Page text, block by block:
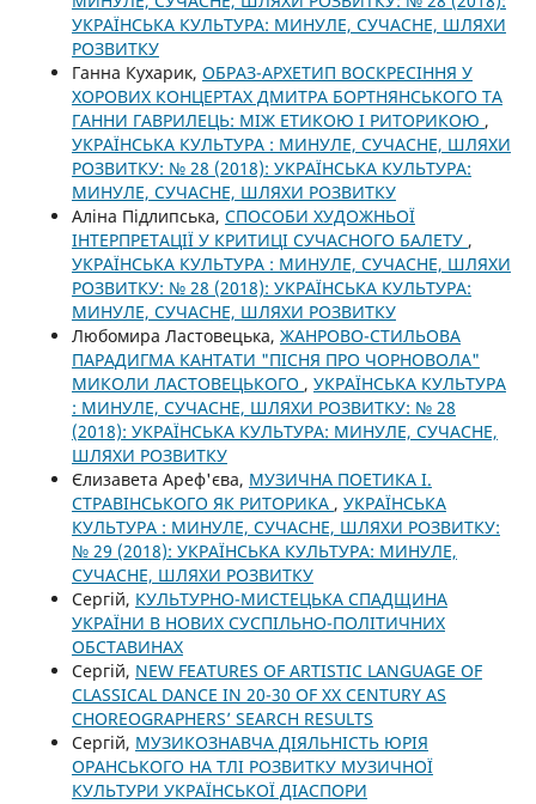
УКРАЇНСЬКА КУЛЬТУРА: МИНУЛЕ, СУЧАСНЕ, ШЛЯХИ
РОЗВИТКУ
Ганна Кухарик, ОБРАЗ-АРХЕТИП ВОСКРЕСІННЯ У
ХОРОВИХ КОНЦЕРТАХ ДМИТРА БОРТНЯНСЬКОГО ТА
ГАННИ ГАВРИЛЕЦЬ: МІЖ ЕТИКОЮ І РИТОРИКОЮ ,
УКРАЇНСЬКА КУЛЬТУРА : МИНУЛЕ, СУЧАСНЕ, ШЛЯХИ
РОЗВИТКУ: № 28 (2018): УКРАЇНСЬКА КУЛЬТУРА:
МИНУЛЕ, СУЧАСНЕ, ШЛЯХИ РОЗВИТКУ
Аліна Підлипська, СПОСОБИ ХУДОЖНЬОЇ
ІНТЕРПРЕТАЦІЇ У КРИТИЦІ СУЧАСНОГО БАЛЕТУ ,
УКРАЇНСЬКА КУЛЬТУРА : МИНУЛЕ, СУЧАСНЕ, ШЛЯХИ
РОЗВИТКУ: № 28 (2018): УКРАЇНСЬКА КУЛЬТУРА:
МИНУЛЕ, СУЧАСНЕ, ШЛЯХИ РОЗВИТКУ
Любомира Ластовецька, ЖАНРОВО-СТИЛЬОВА
ПАРАДИГМА КАНТАТИ "ПІСНЯ ПРО ЧОРНОВОЛА"
МИКОЛИ ЛАСТОВЕЦЬКОГО , УКРАЇНСЬКА КУЛЬТУРА
: МИНУЛЕ, СУЧАСНЕ, ШЛЯХИ РОЗВИТКУ: № 28
(2018): УКРАЇНСЬКА КУЛЬТУРА: МИНУЛЕ, СУЧАСНЕ,
ШЛЯХИ РОЗВИТКУ
Єлизавета Ареф'єва, МУЗИЧНА ПОЕТИКА І.
СТРАВІНСЬКОГО ЯК РИТОРИКА , УКРАЇНСЬКА
КУЛЬТУРА : МИНУЛЕ, СУЧАСНЕ, ШЛЯХИ РОЗВИТКУ:
№ 29 (2018): УКРАЇНСЬКА КУЛЬТУРА: МИНУЛЕ,
СУЧАСНЕ, ШЛЯХИ РОЗВИТКУ
Сергій, КУЛЬТУРНО-МИСТЕЦЬКА СПАДЩИНА
УКРАЇНИ В НОВИХ СУСПІЛЬНО-ПОЛІТИЧНИХ
ОБСТАВИНАХ
Сергій, NEW FEATURES OF ARTISTIC LANGUAGE OF
CLASSICAL DANCE IN 20-30 OF XX CENTURY AS
CHOREOGRAPHERS’ SEARCH RESULTS
Сергій, МУЗИКОЗНАВЧА ДІЯЛЬНІСТЬ ЮРІЯ
ОРАНСЬКОГО НА ТЛІ РОЗВИТКУ МУЗИЧНОЇ
КУЛЬТУРИ УКРАЇНСЬКОЇ ДІАСПОРИ